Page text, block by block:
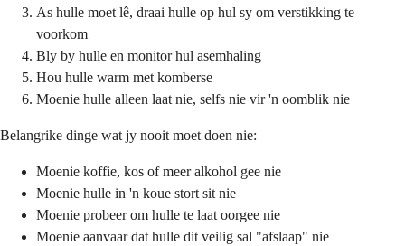
As hulle moet lê, draai hulle op hul sy om verstikking te
voorkom
Bly by hulle en monitor hul asemhaling
Hou hulle warm met komberse
Moenie hulle alleen laat nie, selfs nie vir 'n oomblik nie
Belangrike dinge wat jy nooit moet doen nie:
Moenie koffie, kos of meer alkohol gee nie
Moenie hulle in 'n koue stort sit nie
Moenie probeer om hulle te laat oorgee nie
Moenie aanvaar dat hulle dit veilig sal "afslaap" nie